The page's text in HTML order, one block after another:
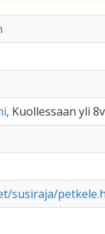
, Kuollessaan yli 8v
susiraja/